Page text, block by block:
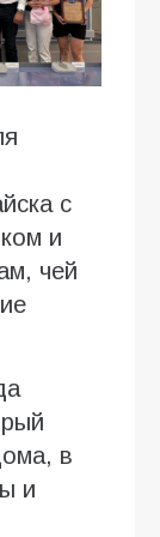
с
и
чей
в
и